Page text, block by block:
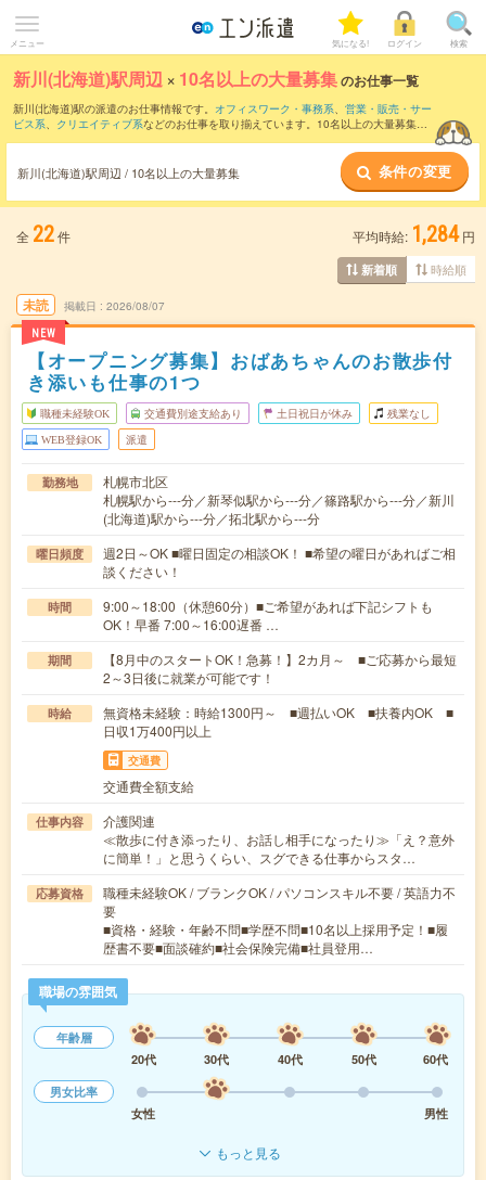
メニュー 気になる! ログイン 検索
新川(北海道)駅周辺 × 10名以上の大量募集のお仕事一覧
新川(北海道)駅の派遣のお仕事情報です。 オフィスワーク・事務系、 営業・販売・サー
ビス系、 クリエイティブ系などのお仕事を取り揃えています。10名以上の大量募集の
新川(北海道)駅周辺 / 10名以上の大量募集 条件の変更
全 22件 平均時給: 1,284 円
新着順 時給順
未読
NEW
掲載日 2026/08/07
【オープニング募集】おばあちゃんのお散歩付
き添いも仕事の1つ
職種未経験OK 交通費別途支給あり 土日祝日が休み 残業なし
WEB登録OK 派遣
勤務地
札幌市北区
札幌駅から---分／新琴似駅から---分／篠路駅から---分／新川
(北海道)駅から---分／拓北駅から---分
曜日頻度
週2日～OK ■曜日固定の相談OK！ ■希望の曜日があればご相
談ください！
時間
9:00～18:00（休憩60分）■ご希望があれば下記シフトも
OK！早番 7:00～16:00遅番 …
期間
【8月中のスタートOK！急募！】2カ月～ ■ご応募から最短
2～3日後に就業が可能です！
時給
無資格未経験：時給1300円～ ■週払いOK ■扶養内OK ■
日収1万400円以上
交通費
交通費全額支給
仕事内容
介護関連
≪散歩に付き添ったり、お話し相手になったり≫「え？意外
に簡単！」と思うくらい、スグできる仕事からスタ…
応募資格
職種未経験OK / ブランクOK / パソコンスキル不要 / 英語力不
要
■資格・経験・年齢不問■学歴不問■10名以上採用予定！■履
歴書不要■面談確約■社会保険完備■社員登用…
職場の雰囲気
年齢層
20代
30代 40代 50代
60代
男女比率
女性
男性
もっと見る